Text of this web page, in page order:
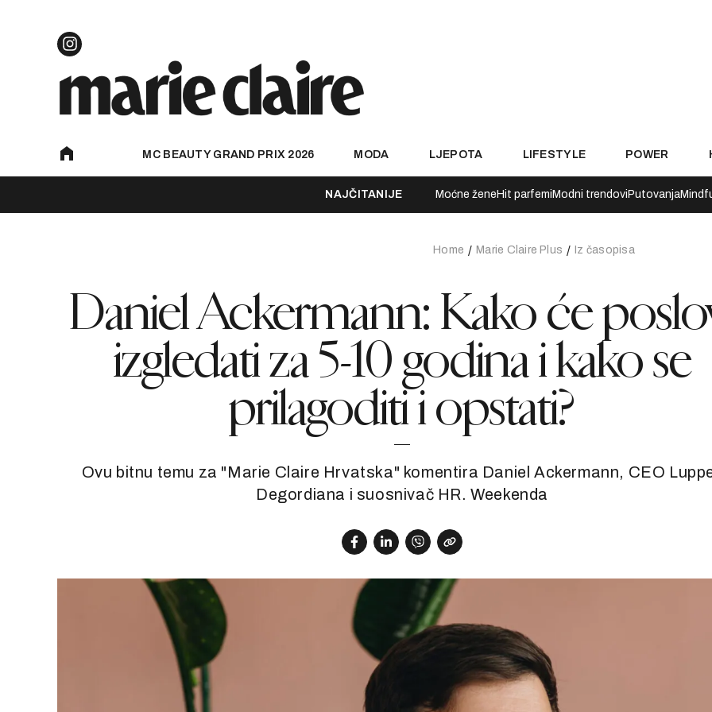
MC BEAUTY GRAND PRIX 2026 MODA LJEPOTA LIFESTYLE POWER
NAJČITANIJE Moćne žene Hit parfemi Modni trendovi Putovanja
Home Marie Claire Plus Iz časopisa
Daniel Ackermann: Kako će
izgledati za 5-10 godina i kako se
prilagoditi i opstati?
Ovu bitnu temu za "Marie Claire Hrvatska" komentira Daniel Ackermann, CEO
Degordiana i suosnivač HR. Weekenda